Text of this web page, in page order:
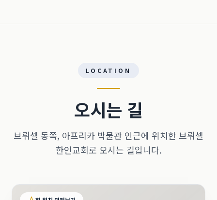
LOCATION
오시는 길
브뤼셀 동쪽, 아프리카 박물관 인근에 위치한 브뤼셀
한인교회로 오시는 길입니다.